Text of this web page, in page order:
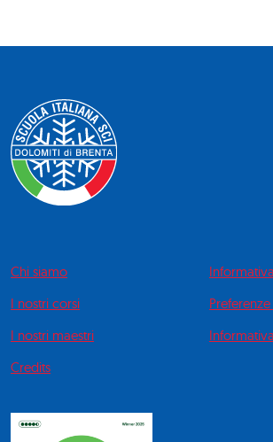
Chi siamo
I nostri corsi
I nostri maestri
Credits